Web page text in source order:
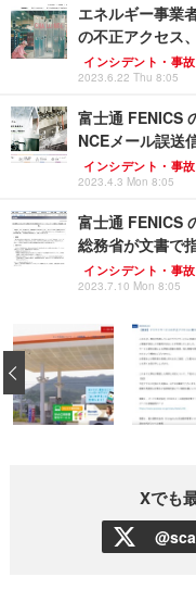
エネルギー事業
の不正アクセス
インシデント・事故
2023.6.22 Thu 8:05
富士通 FENICS
NCEメール誤送
インシデント・事故
2023.4.3 Mon 8:05
富士通 FENICS
総務省が文書で
インシデント・事故
2023.7.10 Mon 8:05
‹
Xでも